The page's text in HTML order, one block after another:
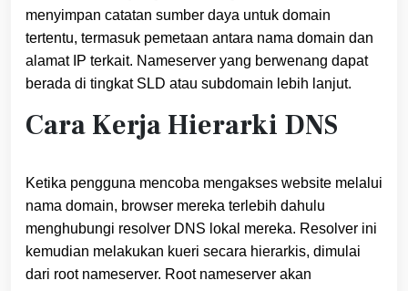
menyimpan catatan sumber daya untuk domain
tertentu, termasuk pemetaan antara nama domain dan
alamat IP terkait. Nameserver yang berwenang dapat
berada di tingkat SLD atau subdomain lebih lanjut.
Cara Kerja Hierarki DNS
Ketika pengguna mencoba mengakses website melalui
nama domain, browser mereka terlebih dahulu
menghubungi resolver DNS lokal mereka. Resolver ini
kemudian melakukan kueri secara hierarkis, dimulai
dari root nameserver. Root nameserver akan